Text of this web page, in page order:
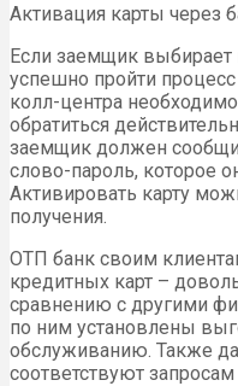
Активация карты через
Если заемщик
успешно пройти
колл-центра
обратиться
заемщик должен
слово-пароль, которое
Активировать карту
получения.
ОТП банк своим
кредитных карт –
сравнению с другими
по ним установлены
обслуживанию. Также
соответствуют запросам